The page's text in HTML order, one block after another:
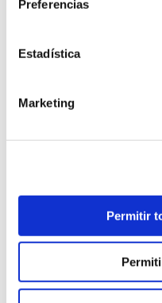
Preferencias
Estadística
Marketing
Permitir
hialurónico 30ml - Byoode ®